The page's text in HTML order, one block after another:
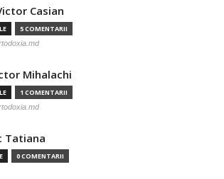
Casian
5 COMENTARII
Mihalachi
1 COMENTARII
Tatiana
0 COMENTARII